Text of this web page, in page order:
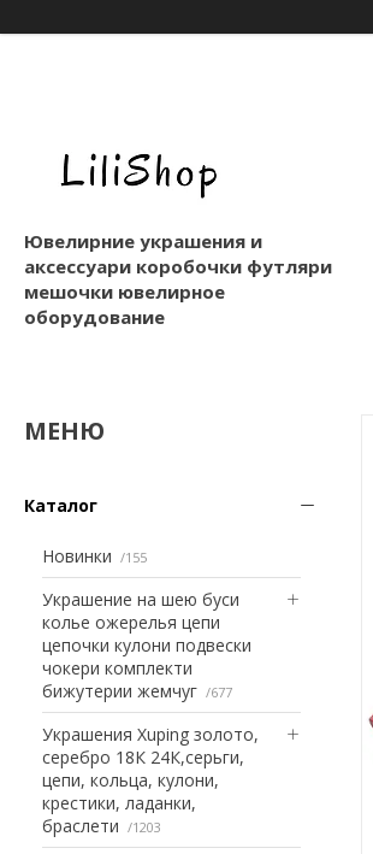
Ювелирние украшения и
аксессуари коробочки футляри
мешочки ювелирное
оборудование
Каталог
Новинки 155
Украшение на шею буси
колье ожерелья цепи
цепочки кулони подвески
чокери комплекти
бижутерии жемчуг
677
Украшения Xuping золото,
серебро 18К 24К,серьги,
цепи, кольца, кулони,
крестики, ладанки,
браслети
1203